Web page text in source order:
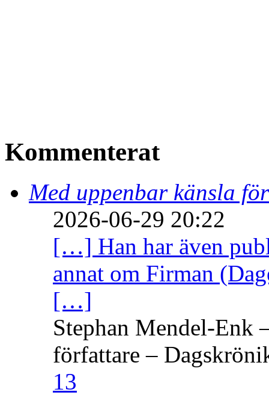
Kommenterat
Med uppenbar känsla
2026-06-29 20:22
[…] Han har även
annat om Firman
[…]
Stephan Mendel-Enk
författare –
13